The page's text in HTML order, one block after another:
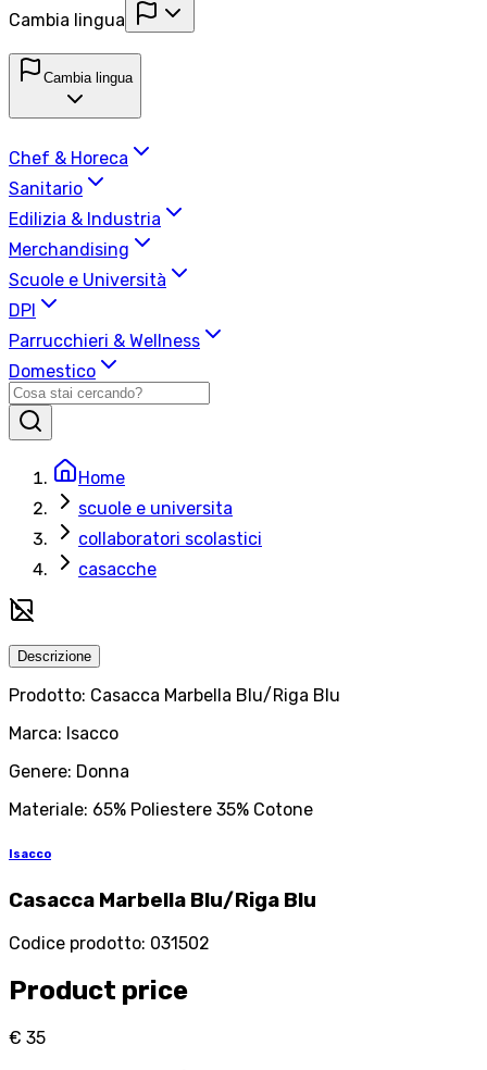
Cambia lingua
Cambia lingua
Chef & Horeca
Sanitario
Edilizia & Industria
Merchandising
Scuole e Università
DPI
Parrucchieri & Wellness
Domestico
Home
scuole e universita
collaboratori scolastici
casacche
Descrizione
Prodotto: Casacca Marbella Blu/Riga Blu
Marca: Isacco
Genere: Donna
Materiale: 65% Poliestere 35% Cotone
Isacco
Casacca Marbella Blu/Riga Blu
Codice prodotto: 031502
Product price
€ 35